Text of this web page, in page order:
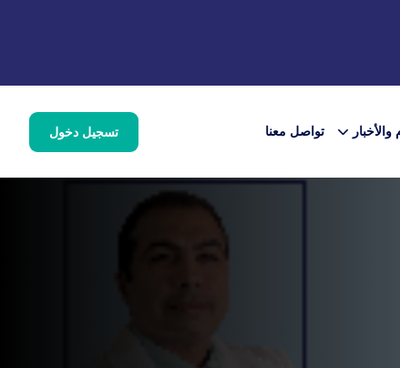
والأخبار تواصل معنا تسجيل دخول